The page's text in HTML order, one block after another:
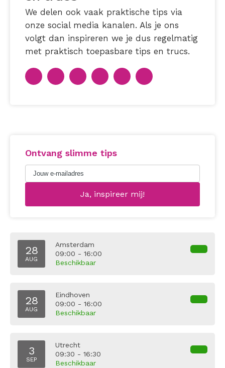
We delen ook vaak praktische tips via
onze social media kanalen. Als je ons
volgt dan inspireren we je dus regelmatig
met praktisch toepasbare tips en trucs.
Ontvang slimme tips
28
AUG
Amsterdam
09:00 - 16:00
Beschikbaar
28
AUG
Eindhoven
09:00 - 16:00
Beschikbaar
3
SEP
Utrecht
09:30 - 16:30
Beschikbaar